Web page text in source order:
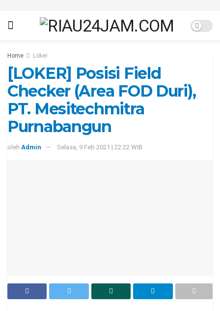
Home Loker
[LOKER] Posisi Field
Checker (Area FOD Duri),
PT. Mesitechmitra
Purnabangun
oleh Admin Selasa, 9 Feb 2021 | 22:22 WIB